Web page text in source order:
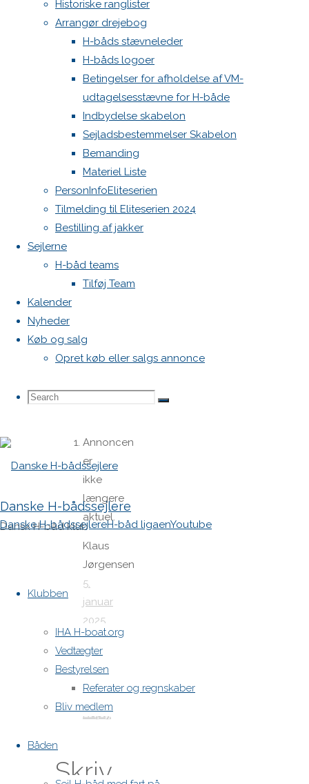
Historiske ranglister
Arrangør drejebog
H-båds stævneleder
H-båds logoer
Betingelser for afholdelse af VM-
udtagelsesstævne for H-både
Indbydelse skabelon
Sejladsbestemmelser Skabelon
Bemanding
Materiel Liste
PersonInfoEliteserien
Tilmelding til Eliteserien 2024
Bestilling af jakker
Sejlerne
H-båd teams
Tilføj Team
Kalender
Nyheder
Køb og salg
Opret køb eller salgs annonce
Search
Search
Search
Danske H-bådssejlere
Dansk H-båd klub
Danske H-bådssejlereH-båd ligaenYoutube
Klubben
IHA H-boat.org
Vedtægter
Bestyrelsen
Referater og regnskaber
Bliv medlem
Båden
eller
Botnia
1980 eller
nyere,
kapsejladsklar
købes.
Send
billeder,
udstyrsliste
m.v. til
Klausjrgensen1212@gmail.com
Klaus
Jørgensen
klausjrgensen1212@gmail.com
One
Comment
Annoncen
er
ikke
længere
aktuel.
Klaus
Jørgensen
5.
januar
2025
at
10:31
2 år
ago
Reply
Skriv
Top